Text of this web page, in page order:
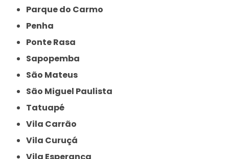
Parque do Carmo
Penha
Ponte Rasa
Sapopemba
São Mateus
São Miguel Paulista
Tatuapé
Vila Carrão
Vila Curuçá